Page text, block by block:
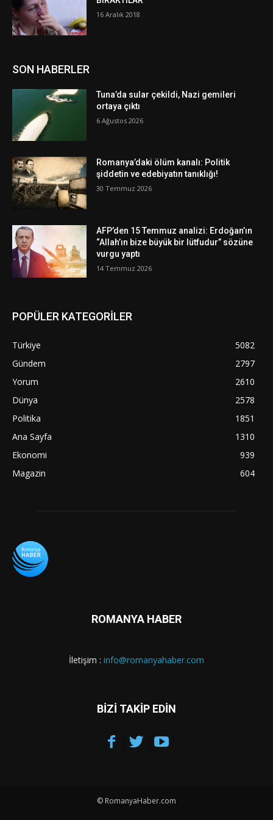
16 Aralık 2018
SON HABERLER
Tuna’da sular çekildi, Nazi gemileri
ortaya çıktı
6 Ağustos 2026
Romanya’daki ölüm kanalı: Politik
şiddetin ve edebiyatın tanıklığı!
30 Temmuz 2026
AFP’den 15 Temmuz analizi: Erdoğan’ın
“Allah’ın bize büyük bir lütfudur” sözüne
vurgu yaptı
14 Temmuz 2026
POPÜLER KATEGORİLER
Türkiye
5082
Gündem
2797
Yorum
2610
Dünya
2578
Politika
1851
Ana Sayfa
1310
Ekonomi
939
Magazin
604
ROMANYA HABER
İletişim : info@romanyahaber.com
BİZİ TAKİP EDİN
© RomanyaHaber.com